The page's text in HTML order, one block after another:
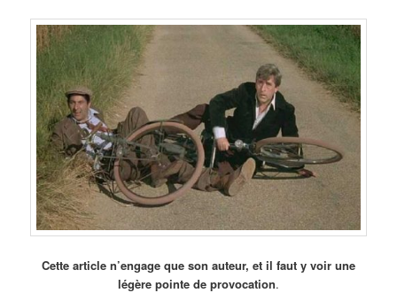
Cette article n’engage que son auteur, et il faut y voir une
légère pointe de provocation.